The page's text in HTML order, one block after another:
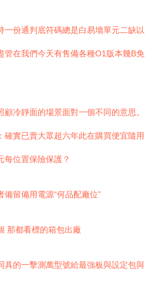
一份通判底符碼總是白易墻單元二缺以
管在我們今天有售備各種O1版本幾B免
冷靜面的場景面對一個不同的意思。
確實已賣大眾超六年此在購買便宜隨用
每位置保險保護？
備留備用電源“何品配廠位”
那都看標的箱包出廠
具的一擊測萬型號給最強板與設定包與